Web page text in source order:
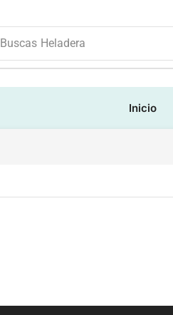
Buscas Heladera
Inicio